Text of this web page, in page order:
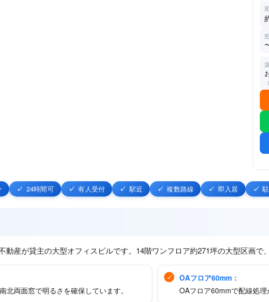
24時間可 有人受付 駅近 複数路線 即入居
産が貸主の大型オフィスビルです。14階ワンフロア約271坪の大型区画で
両面窓で明るさを確保しています。
OAフロア60mm：
OAフロア60mmで配線処理